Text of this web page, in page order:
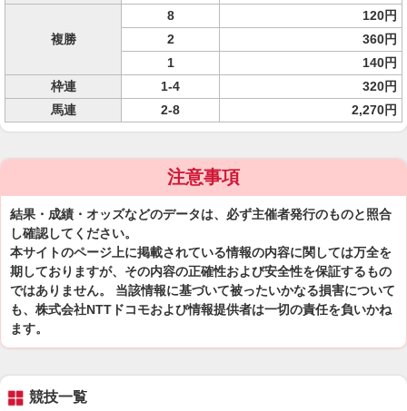
複勝
8
120円
2
360円
1
140円
枠連
1-4
320円
馬連
2-8 2,270円
注意事項
結果・成績・オッズなどのデータは、必ず主催者発行のものと照合
し確認してください。
本サイトのページ上に掲載されている情報の内容に関しては万全を
期しておりますが、その内容の正確性および安全性を保証するもの
ではありません。 当該情報に基づいて被ったいかなる損害について
も、株式会社NTTドコモおよび情報提供者は一切の責任を負いかね
ます。
競技一覧